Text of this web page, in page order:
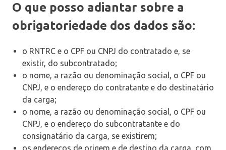
O que posso adiantar sobre a
obrigatoriedade dos dados são:
o RNTRC e o CPF ou CNPJ do contratado e, se
existir, do subcontratado;
o nome, a razão ou denominação social, o CPF ou
CNPJ, e o endereço do contratante e do destinatário
da carga;
o nome, a razão ou denominação social, o CPF ou
CNPJ, e o endereço do subcontratante e do
consignatário da carga, se existirem;
os endereços de origem e de destino da carga, com